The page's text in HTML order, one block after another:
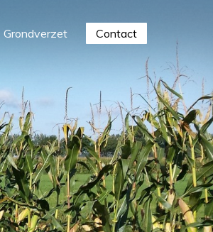
Grondverzet Contact